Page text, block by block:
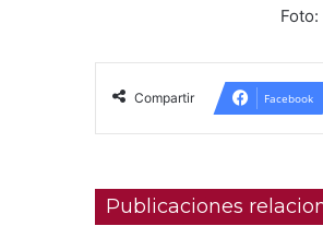
Compartir Facebook
Publicaciones